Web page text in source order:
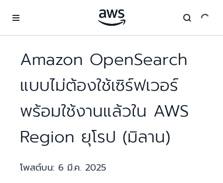
Amazon OpenSearch
แบบไม่ต้องใช้เซิร์ฟเวอร์
พร้อมใช้งานแล้วใน AWS
Region ยุโรป (มิลาน)
โพสต์บน: 6 มี.ค. 2025